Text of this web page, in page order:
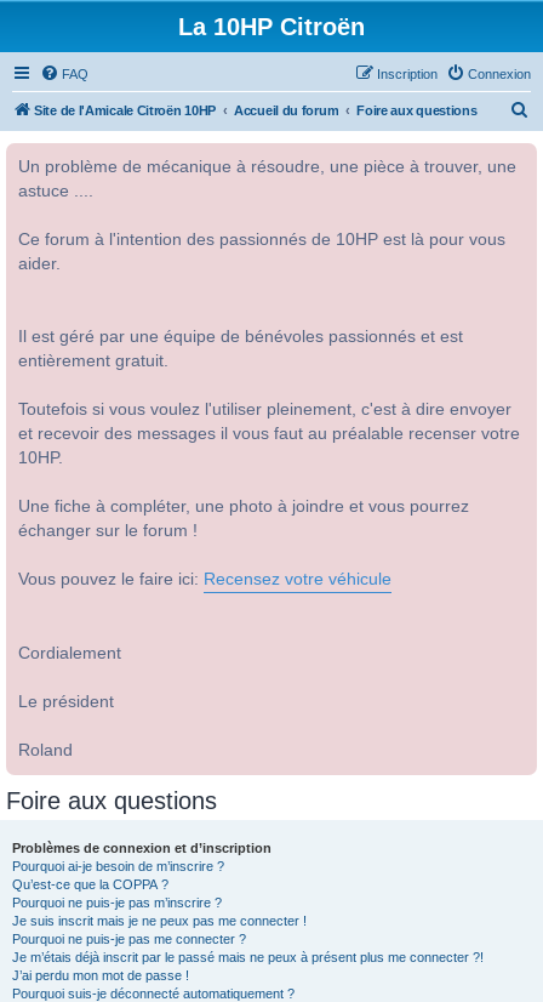
La 10HP Citroën
FAQ Connexion
Inscription
Site de l'Amicale Citroën 10HP Accueil du forum Foire aux questions
Un problème de mécanique à résoudre, une pièce à trouver, une
astuce ....
Ce forum à l'intention des passionnés de 10HP est là pour vous
aider.
Il est géré par une équipe de bénévoles passionnés et est
entièrement gratuit.
Toutefois si vous voulez l'utiliser pleinement, c'est à dire envoyer
et recevoir des messages il vous faut au préalable recenser votre
10HP.
Une fiche à compléter, une photo à joindre et vous pourrez
échanger sur le forum !
Vous pouvez le faire ici: Recensez votre véhicule
Cordialement
Le président
Roland
Foire aux questions
Problèmes de connexion et d’inscription
Pourquoi ai-je besoin de m’inscrire ?
Qu’est-ce que la COPPA ?
Pourquoi ne puis-je pas m’inscrire ?
Je suis inscrit mais je ne peux pas me connecter !
Pourquoi ne puis-je pas me connecter ?
Je m’étais déjà inscrit par le passé mais ne peux à présent plus me connecter ?!
J’ai perdu mon mot de passe !
Pourquoi suis-je déconnecté automatiquement ?